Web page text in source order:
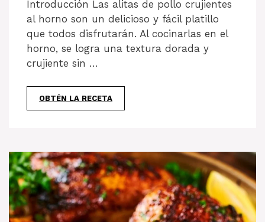
Introducción Las alitas de pollo crujientes
al horno son un delicioso y fácil platillo
que todos disfrutarán. Al cocinarlas en el
horno, se logra una textura dorada y
crujiente sin …
OBTÉN LA RECETA